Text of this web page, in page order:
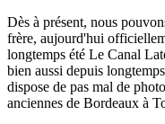
Dès à présent, nous
frère, aujourd'hui
longtemps été Le Canal
bien aussi depuis
dispose de pas mal de
anciennes de Bordeaux à